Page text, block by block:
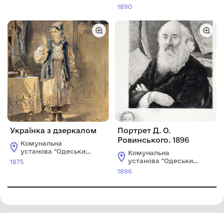
національний
1890
Українка з дзеркалом
Комунальна
установа "Одеський
національний
1875
Портрет Д. О.
Ровинського. 1896
Комунальна
установа "Одеський
національний
1896